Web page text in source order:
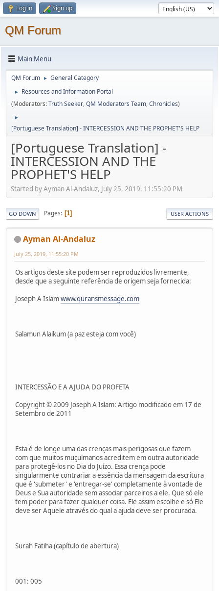
Log in Sign up
QM Forum
Main Menu
QM Forum ► General Category
►
Resources and Information Portal
(Moderators:Truth Seeker,QM Moderators Team,Chronicles)
►
[Portuguese Translation] - INTERCESSION AND THE PROPHET'S HELP
[Portuguese Translation] -
INTERCESSION AND THE
PROPHET'S HELP
Started by Ayman Al-Andaluz, July 25, 2019, 11:55:20 PM
GO DOWN Pages 1 USER ACTIONS
Ayman Al-Andaluz
July 25, 2019, 11:55:20 PM
Os artigos deste site podem ser reproduzidos livremente,
desde que a seguinte referência de origem seja fornecida:
Joseph A Islamwww.quransmessage.com
Salamun Alaikum (a paz esteja com você)
INTERCESSÃO E A AJUDA DO PROFETA
Copyright © 2009 Joseph A Islam: Artigo modificado em 17 de
Setembro de 2011
Esta é de longe uma das crenças mais perigosas que fazem
com que muitos muçulmanos acreditem em outra autoridade
para protegê-los no Dia do Juízo. Essa crença pode
singularmente contrariar a essência da mensagem da escritura
que é 'submeter' e 'entregar-se' completamente à vontade de
Deus e Sua autoridade sem associar parceiros a ele. Que só ele
tem poder para fazer qualquer coisa. Ele assim escolhe e só Ele
deve ser Aquele através do qual a ajuda deve ser procurada.
Surah Fatiha (capítulo de abertura)
001: 005